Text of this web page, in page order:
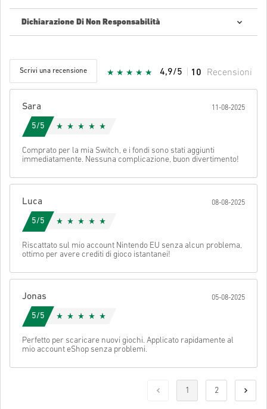
Nuovo su Livecards.net? Acquistare codici digitali è semplice e
veloce:
Guarda la guida rapida sopra oppure segui i passaggi qui sotto 👇
• Inserisci il tuo indirizzo email
• Seleziona il metodo di pagamento preferito
al tuo codice.
Dichiarazione Di Non Responsabilità
rilascio menzionata, mentre gli articoli in giacenza saranno
forniti istantaneamente dopo aver verificato i parametri di
sicurezza.
accettati.
Tu acquisterai solamente un prodotto digitale.
Per ulteriori informazioni controllate per favore le nostre
FAQs
Se durante l'acquisto si verificasse un qualsiasi tipo di
problema, notificatecelo utilizzando il nostroContact Us
Per alcuni prodotti è possibile ricevere più di un codice.
Scrivi una recensione 4,9/5 10 Recensioni
Stella Ricevuta:
Cancella Invia
Sara 11-08-2025
5/5
Comprato per la mia Switch, e i fondi sono stati aggiunti
immediatamente. Nessuna complicazione, buon divertimento!
Luca 08-08-2025
5/5
Riscattato sul mio account Nintendo EU senza alcun problema,
ottimo per avere crediti di gioco istantanei!
Jonas 05-08-2025
5/5
Perfetto per scaricare nuovi giochi. Applicato rapidamente al
mio account eShop senza problemi.
1 2